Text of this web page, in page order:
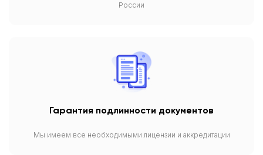
России
Гарантия подлинности документов
Мы имеем все необходимыми лицензии и аккредитации